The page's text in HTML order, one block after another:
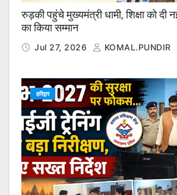
रुड़की पहुंचे मुख्यमंत्री धामी, शिक्षा को दी
का किया सम्मान
Jul 27, 2026 KOMAL.PUNDIR
हरिद्वार